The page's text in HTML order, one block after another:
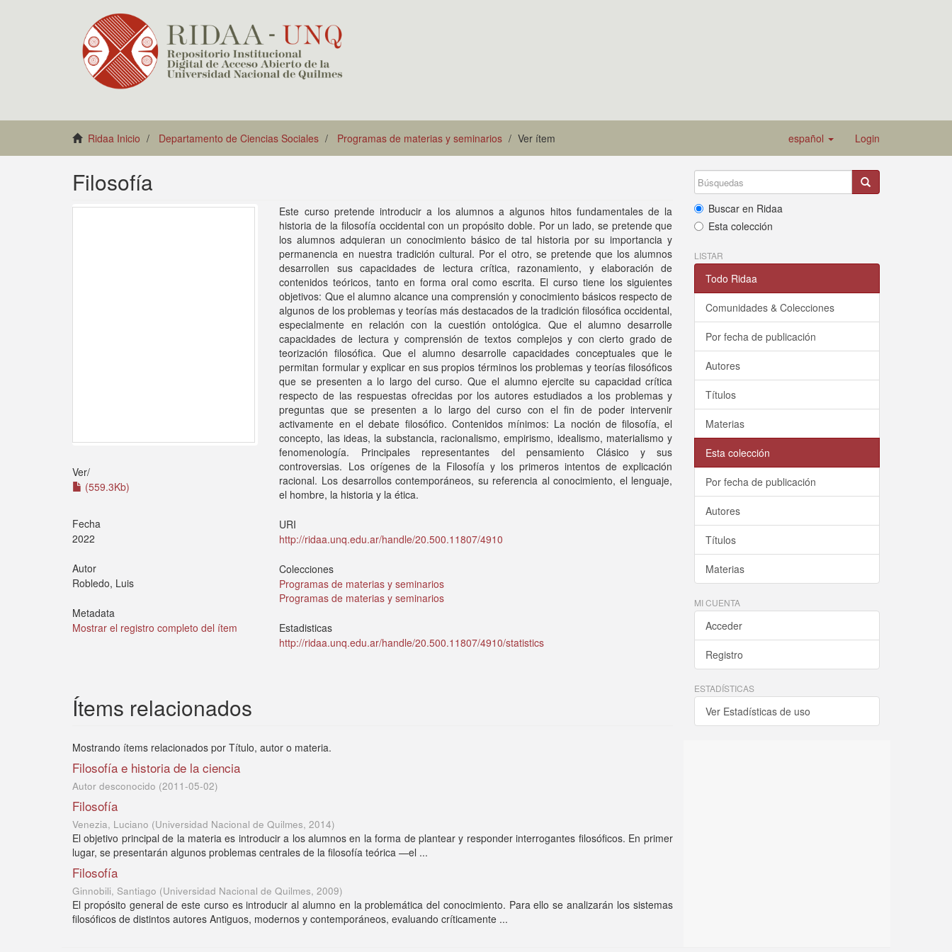
Ridaa Inicio Departamento de Ciencias Sociales Programas de materias y seminarios Ver ítem español Login
Filosofía
Ver/
(559.3Kb)
Fecha
2022
Autor
Robledo, Luis
Metadata
Mostrar el registro completo del ítem
Este curso pretende introducir a los alumnos a algunos hitos fundamentales de la
historia de la filosofía occidental con un propósito doble. Por un lado, se pretende que
los alumnos adquieran un conocimiento básico de tal historia por su importancia y
permanencia en nuestra tradición cultural. Por el otro, se pretende que los alumnos
desarrollen sus capacidades de lectura crítica, razonamiento, y elaboración de
contenidos teóricos, tanto en forma oral como escrita. El curso tiene los siguientes
objetivos: Que el alumno alcance una comprensión y conocimiento básicos respecto de
algunos de los problemas y teorías más destacados de la tradición filosófica occidental,
especialmente en relación con la cuestión ontológica. Que el alumno desarrolle
capacidades de lectura y comprensión de textos complejos y con cierto grado de
teorización filosófica. Que el alumno desarrolle capacidades conceptuales que le
permitan formular y explicar en sus propios términos los problemas y teorías filosóficos
que se presenten a lo largo del curso. Que el alumno ejercite su capacidad crítica
respecto de las respuestas ofrecidas por los autores estudiados a los problemas y
preguntas que se presenten a lo largo del curso con el fin de poder intervenir
activamente en el debate filosófico. Contenidos mínimos: La noción de filosofía, el
concepto, las ideas, la substancia, racionalismo, empirismo, idealismo, materialismo y
fenomenología. Principales representantes del pensamiento Clásico y sus
controversias. Los orígenes de la Filosofía y los primeros intentos de explicación
racional. Los desarrollos contemporáneos, su referencia al conocimiento, el lenguaje,
el hombre, la historia y la ética.
URI
http://ridaa.unq.edu.ar/handle/20.500.11807/4910
Colecciones
Programas de materias y seminarios
Programas de materias y seminarios
Estadisticas
http://ridaa.unq.edu.ar/handle/20.500.11807/4910/statistics
Ítems relacionados
Mostrando ítems relacionados por Título, autor o materia.
Filosofía e historia de la ciencia
Autor desconocido (2011-05-02)
Filosofía
Venezia, Luciano (Universidad Nacional de Quilmes, 2014)
El objetivo principal de la materia es introducir a los alumnos en la forma de plantear y responder interrogantes filosóficos. En primer
lugar, se presentarán algunos problemas centrales de la filosofía teórica —el ...
Filosofía
Ginnobili, Santiago (Universidad Nacional de Quilmes, 2009)
El propósito general de este curso es introducir al alumno en la problemática del conocimiento. Para ello se analizarán los sistemas
filosóficos de distintos autores Antiguos, modernos y contemporáneos, evaluando críticamente ...
Buscar en Ridaa
Esta colección
LISTAR
Todo Ridaa
Comunidades & Colecciones
Por fecha de publicación
Autores
Títulos
Materias
Esta colección
Por fecha de publicación
Autores
Títulos
Materias
MI CUENTA
Acceder
Registro
ESTADÍSTICAS
Ver Estadísticas de uso